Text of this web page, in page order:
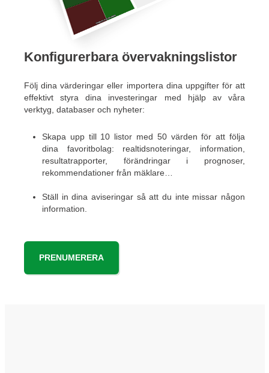
Konfigurerbara övervakningslistor
Följ dina värderingar eller importera dina uppgifter för att
effektivt styra dina investeringar med hjälp av våra
verktyg, databaser och nyheter:
Skapa upp till 10 listor med 50 värden för att följa
dina favoritbolag: realtidsnoteringar, information,
resultatrapporter, förändringar i prognoser,
rekommendationer från mäklare…
Ställ in dina aviseringar så att du inte missar någon
information.
PRENUMERERA